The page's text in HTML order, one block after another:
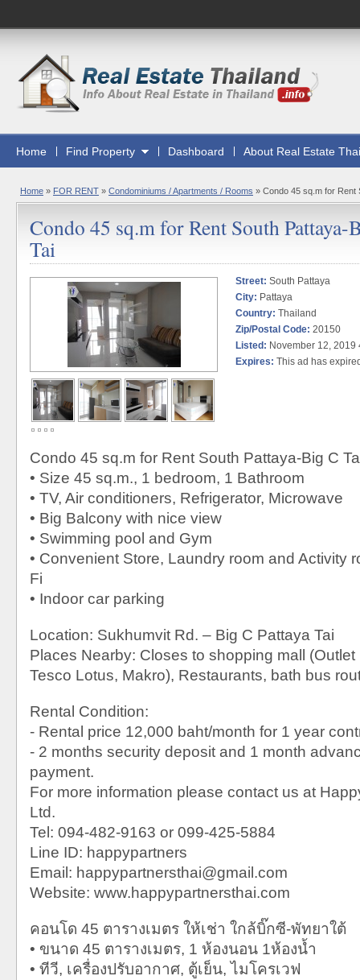
Home Find Property Dashboard About Real Estate
Home » FOR RENT » Condominiums / Apartments / Rooms » Condo 45 sq.m for Rent
Condo 45 sq.m for Rent South Pattaya-
Tai
Street: South Pattaya
City: Pattaya
Country: Thailand
Zip/Postal Code: 20150
Listed: November 12, 2019
Expires: This ad has
Condo 45 sq.m for Rent South Pattaya-Big C
• Size 45 sq.m., 1 bedroom, 1 Bathroom
• TV, Air conditioners, Refrigerator, Microwave
• Big Balcony with nice view
• Swimming pool and Gym
• Convenient Store, Laundry room and Activity
Fi
• Indoor car parking
Location: Sukhumvit Rd. – Big C Pattaya Tai
Places Nearby: Closes to shopping mall (Outlet
Tesco Lotus, Makro), Restaurants, bath bus
Rental Condition:
- Rental price 12,000 baht/month for 1 year
- 2 months security deposit and 1 month
payment.
For more information please contact us at
Ltd.
Tel: 094-482-9163 or 099-425-5884
Line ID: happypartners
Email: happypartnersthai@gmail.com
Website: www.happypartnersthai.com
คอนโด 45 ตารางเมตร ให้เช่า ใกล้บิ๊กซี-พัทยาใต้
• ขนาด 45 ตารางเมตร, 1 ห้องนอน 1ห้องน้ำ
• ทีวี, เครื่องปรับอากาศ, ตู้เย็น, ไมโครเวฟ